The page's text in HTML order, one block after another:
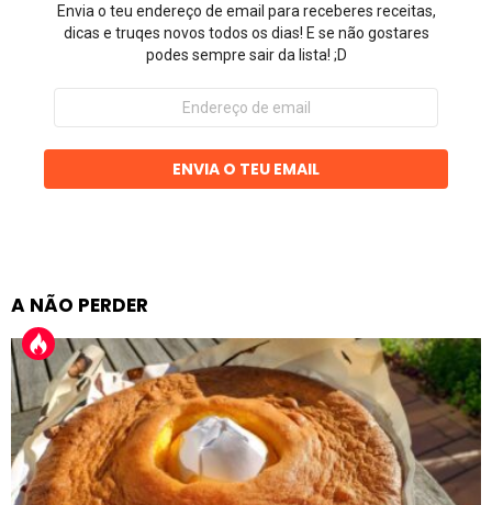
Envia o teu endereço de email para receberes receitas,
dicas e truqes novos todos os dias! E se não gostares
podes sempre sair da lista! ;D
Endereço
email
ENVIA O TEU EMAIL
A NÃO PERDER